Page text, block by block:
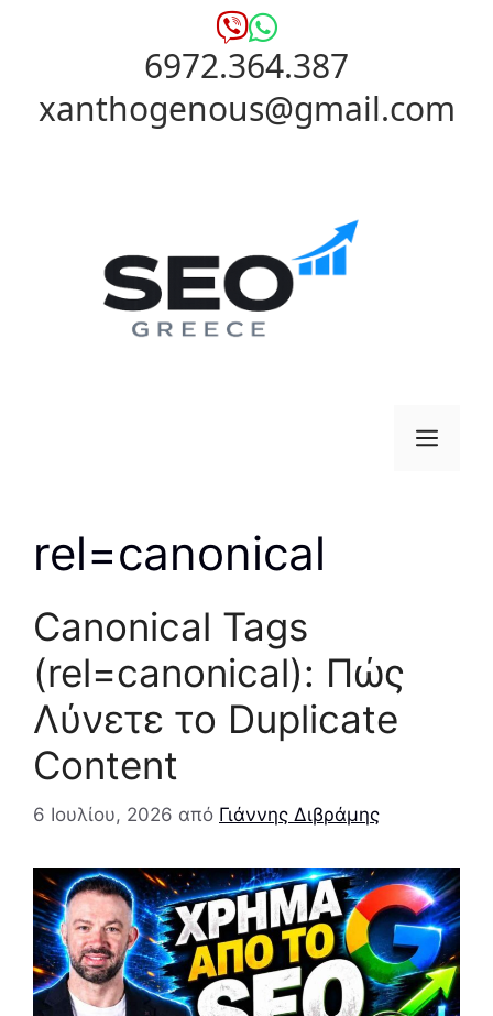
6972.364.387
xanthogenous@gmail.com
rel=canonical
Canonical Tags
(rel=canonical): Πώς
Λύνετε το Duplicate
Content
6 Ιουλίου, 2026 από Γιάννης Διβράμης